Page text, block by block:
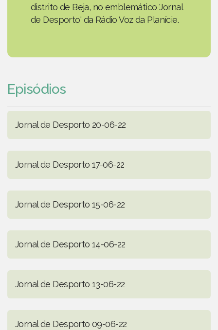
distrito de Beja, no emblemático 'Jornal
de Desporto' da Rádio Voz da Planície.
Episódios
Jornal de Desporto 20-06-22
Jornal de Desporto 17-06-22
Jornal de Desporto 15-06-22
Jornal de Desporto 14-06-22
Jornal de Desporto 13-06-22
Jornal de Desporto 09-06-22